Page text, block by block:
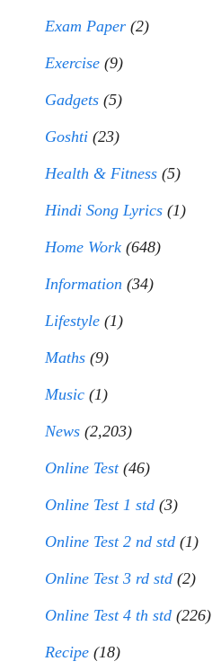
Exam Paper (2)
Exercise (9)
Gadgets (5)
Goshti (23)
Health & Fitness (5)
Hindi Song Lyrics (1)
Home Work (648)
Information (34)
Lifestyle (1)
Maths (9)
Music (1)
News (2,203)
Online Test(46)
Online Test 1 std (3)
Online Test 2 nd std (1)
Online Test 3 rd std (2)
Online Test 4 th std (226)
Recipe (18)